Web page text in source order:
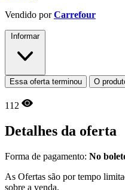
Vendido porCarrefour
Informar
Essa oferta terminou O
112
Detalhes da oferta
Forma de pagamento: No
As Ofertas são por tempo
sobre a venda.